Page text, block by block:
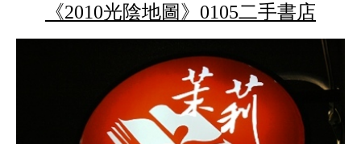
《2010光陰地圖》 0105二手書店